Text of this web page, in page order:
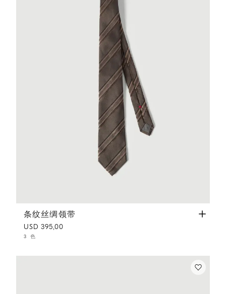
条纹丝绸领带 榛子色
条纹丝绸领带
USD 395,00
3 色